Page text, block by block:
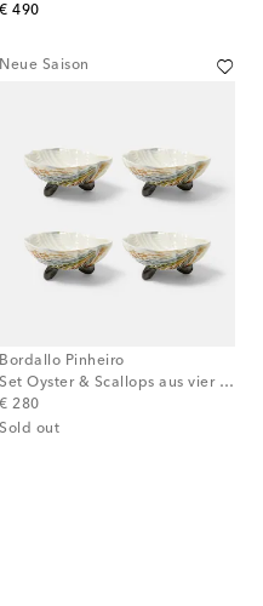
€ 490
original price
Neue Saison
Bordallo Pinheiro
Set Oyster & Scallops aus vier Servierschalen
€ 280
original price
Sold out